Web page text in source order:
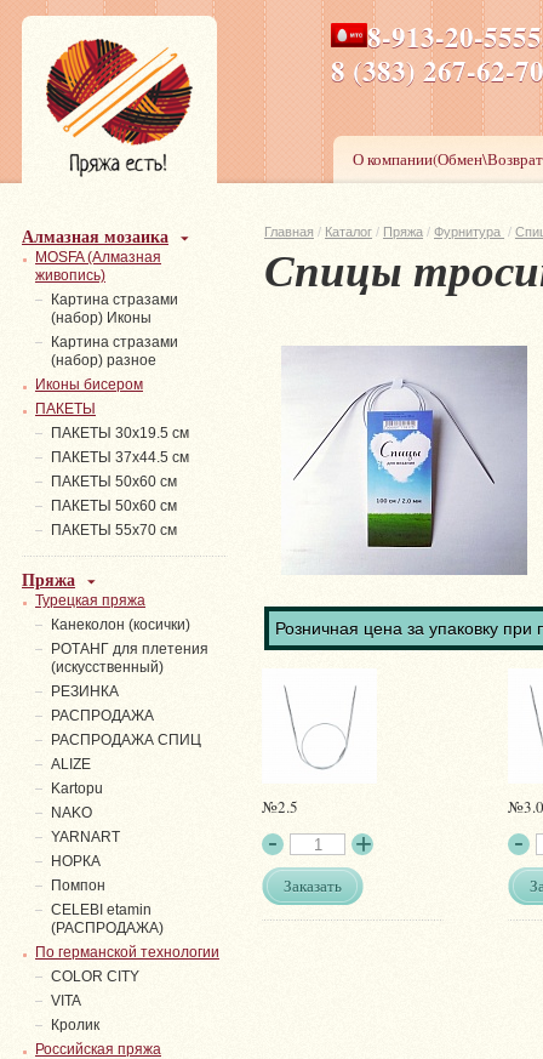
8-913-20-
8 (383) 267-
ПН-ПТ 8-17,СБ-ВС 9-
О
Главная / Каталог / Пряжа / Фурнитура /
Спицы
Розничная цена за упаковку при
№2.5
Заказать
№3.0
Алмазная мозаика
MOSFA (Алмазная
живопись)
Картина стразами
(набор) Иконы
Картина стразами
(набор) разное
Иконы бисером
ПАКЕТЫ
ПАКЕТЫ 30х19.5 см
ПАКЕТЫ 37х44.5 см
ПАКЕТЫ 50х60 см
ПАКЕТЫ 50х60 см
ПАКЕТЫ 55х70 см
Пряжа
Турецкая пряжа
Канеколон (косички)
РОТАНГ для плетения
(искусственный)
PЕЗИНКА
РАСПРОДАЖА
РАСПРОДАЖА СПИЦ
ALIZE
Kartopu
NAKO
YARNART
НОРКА
Помпон
СELEBI etamin
(РАСПРОДАЖА)
По германской технологии
COLOR CITY
VITA
Кролик
Российская пряжа